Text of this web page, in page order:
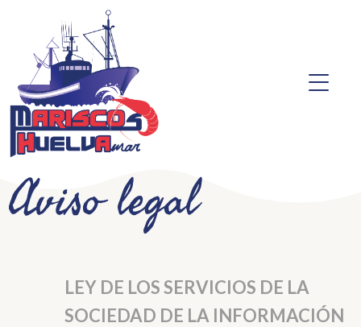
Aviso legal
LEY DE LOS SERVICIOS DE LA
SOCIEDAD DE LA INFORMACIÓN